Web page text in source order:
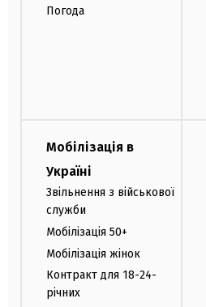
Погода
Мобілізація в
Україні
Звільнення з військової
служби
Мобілізація 50+
Мобілізація жінок
Контракт для 18-24-
річних